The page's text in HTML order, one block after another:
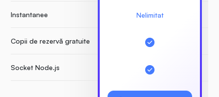
Instantanee
Copii de rezervă gratuite
Socket Node.js
Nelimitat